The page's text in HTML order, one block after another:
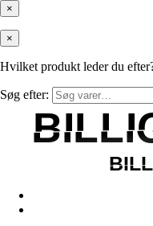
×
×
Hvilket produkt leder du
Søg efter: